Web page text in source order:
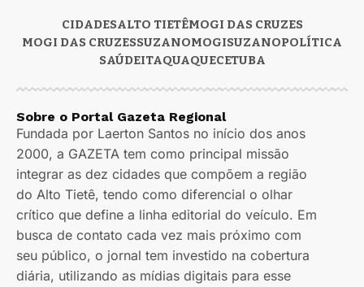
CIDADESALTO TIETÊMOGI DAS CRUZES
MOGI DAS CRUZESSUZANOMOGISUZANOPOLÍTICA
SAÚDEITAQUAQUECETUBA
Sobre o Portal Gazeta Regional
Fundada por Laerton Santos no início dos anos
2000, a GAZETA tem como principal missão
integrar as dez cidades que compõem a região
do Alto Tietê, tendo como diferencial o olhar
crítico que define a linha editorial do veículo. Em
busca de contato cada vez mais próximo com
seu público, o jornal tem investido na cobertura
diária, utilizando as mídias digitais para esse